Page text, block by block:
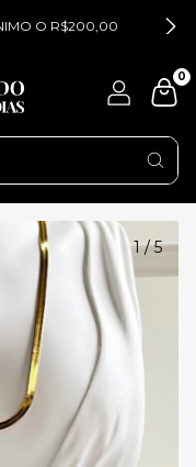
O R$200,00
0
1/5